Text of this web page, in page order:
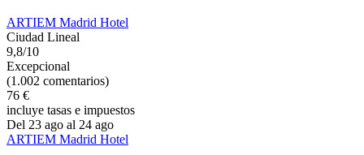
ARTIEM Madrid Hotel
Ciudad Lineal
9,8/10
Excepcional
(1.002 comentarios)
76 €
incluye tasas e impuestos
Del 23 ago al 24 ago
ARTIEM Madrid Hotel